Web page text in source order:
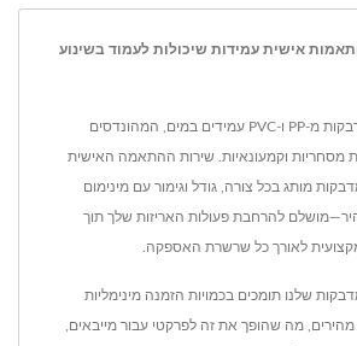
אישית עמידות שיכולות לעמוד בשינוע
Leos' מציעה חומרים מדבקות מ-PP ו-PVC עמידים במים, המהונדסים
מסחריות וקמעונאיות. שירות ההתאמה האישית
מותג בכל צורה, גודל וגימור עם מינימום
להרחבת פעולות האריזות שלך תוך
לאורך כל שרשרת האספקה.
שלנו תומכים בכמויות הזמנה מינימליות
מה שהופך את זה לפרקטי עבור מייבאים,